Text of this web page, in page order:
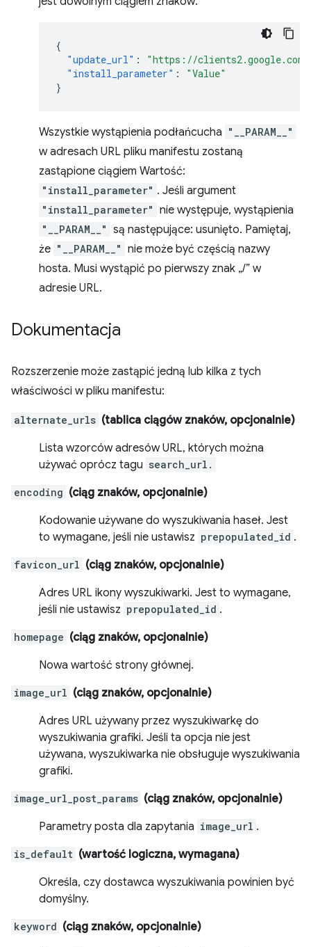
{
"update_url" :
"https://
"install_parameter" :
"Value"
}
Wszystkie wystąpienia podłańcucha "__PARAM__"
w adresach URL pliku manifestu zostaną
zastąpione ciągiem Wartość:
"install_parameter" . Jeśli argument
"install_parameter" nie występuje, wystąpienia
"__PARAM__" są następujące: usunięto. Pamiętaj,
że "__PARAM__" nie może być częścią nazwy
hosta. Musi wystąpić po pierwszy znak „/” w
adresie URL.
Dokumentacja
Rozszerzenie może zastąpić jedną lub kilka z tych
właściwości w pliku manifestu:
alternate_urls (tablica ciągów znaków, opcjonalnie)
Lista wzorców adresów URL, których można
używać oprócz tagu search_url.
encoding (ciąg znaków, opcjonalnie)
Kodowanie używane do wyszukiwania haseł. Jest
to wymagane, jeśli nie ustawisz prepopulated_id .
favicon_url (ciąg znaków, opcjonalnie)
Adres URL ikony wyszukiwarki. Jest to wymagane,
jeśli nie ustawisz prepopulated_id .
homepage (ciąg znaków, opcjonalnie)
Nowa wartość strony głównej.
image_url (ciąg znaków, opcjonalnie)
Adres URL używany przez wyszukiwarkę do
wyszukiwania grafiki. Jeśli ta opcja nie jest
używana, wyszukiwarka nie obsługuje wyszukiwania
grafiki.
image_url_post_params (ciąg znaków, opcjonalnie)
Parametry posta dla zapytania image_url .
is_default (wartość logiczna, wymagana)
Określa, czy dostawca wyszukiwania powinien być
domyślny.
keyword (ciąg znaków, opcjonalnie)